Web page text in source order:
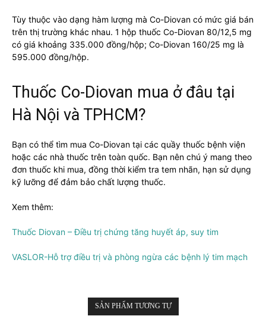
Tùy thuộc vào dạng hàm lượng mà Co-Diovan có mức giá bán
trên thị trường khác nhau. 1 hộp thuốc Co-Diovan 80/12,5 mg
có giá khoảng 335.000 đồng/hộp; Co-Diovan 160/25 mg là
595.000 đồng/hộp.
Thuốc Co-Diovan mua ở đâu tại
Hà Nội và TPHCM?
Bạn có thể tìm mua Co-Diovan tại các quầy thuốc bệnh viện
hoặc các nhà thuốc trên toàn quốc. Bạn nên chú ý mang theo
đơn thuốc khi mua, đồng thời kiểm tra tem nhãn, hạn sử dụng
kỹ lưỡng để đảm bảo chất lượng thuốc.
Xem thêm:
Thuốc Diovan – Điều trị chứng tăng huyết áp, suy tim
VASLOR-Hỗ trợ điều trị và phòng ngừa các bệnh lý tim mạch
SẢN PHẨM TƯƠNG TỰ